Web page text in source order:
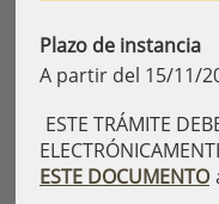
Plazo de instancia
A partir del 15/11/
ESTE TRÁMITE
ESTE DOCUMENTO